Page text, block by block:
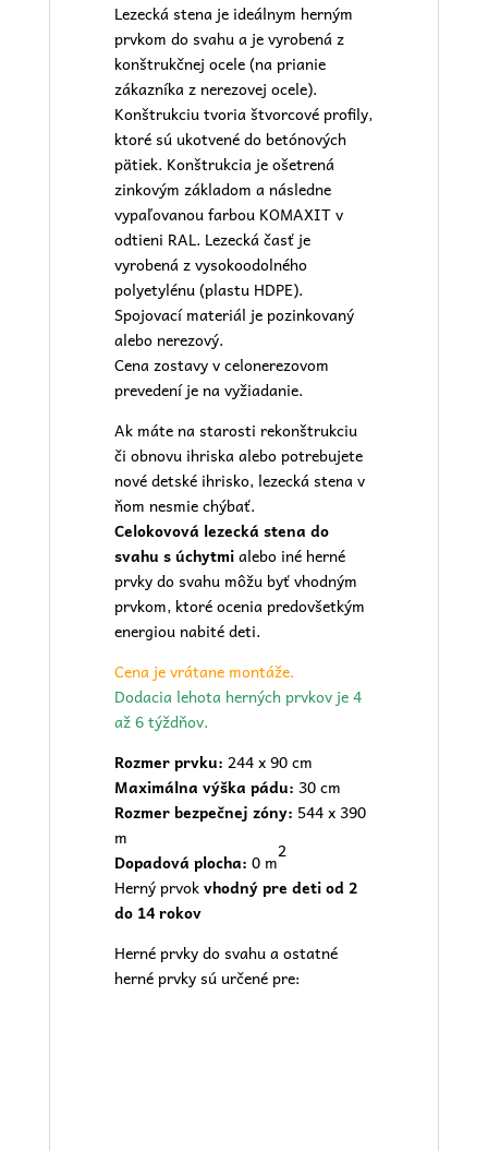
Lezecká stena je ideálnym herným
prvkom do svahu a je vyrobená z
konštrukčnej ocele (na prianie
zákazníka z nerezovej ocele).
Konštrukciu tvoria štvorcové profily,
ktoré sú ukotvené do betónových
pätiek. Konštrukcia je ošetrená
zinkovým základom a následne
vypaľovanou farbou KOMAXIT v
odtieni RAL. Lezecká časť je
vyrobená z vysokoodolného
polyetylénu (plastu HDPE).
Spojovací materiál je pozinkovaný
alebo nerezový.
Cena zostavy v celonerezovom
prevedení je na vyžiadanie.
Ak máte na starosti rekonštrukciu
či obnovu ihriska alebo potrebujete
novédetské ihrisko, lezecká stena v
ňom nesmie chýbať.
Celokovová lezecká stena do
svahu s úchytmialebo iné herné
prvky do svahu môžu byť vhodným
prvkom, ktoré ocenia predovšetkým
energiou nabité deti.
Cena je vrátane montáže.
Dodacia lehota herných prvkov je 4
až 6 týždňov.
Rozmer prvku: 244 x 90 cm
Maximálna výška pádu: 30 cm
Rozmer bezpečnej zóny: 544 x 390
m
Dopadová plocha: 0 m
2
Herný prvokvhodný pre deti od 2
do 14 rokov
Herné prvky do svahu a ostatné
herné prvky sú určené pre: